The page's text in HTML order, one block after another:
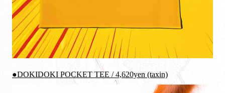
●DOKIDOKI POCKET TEE / 4,620yen (taxin)